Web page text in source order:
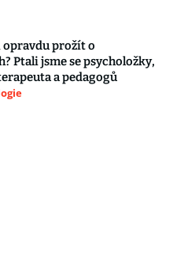
opravdu prožít o
Ptali jsme se psycholožky,
a pedagogů